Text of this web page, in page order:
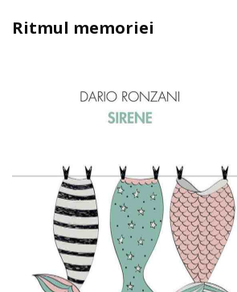
Ritmul memoriei